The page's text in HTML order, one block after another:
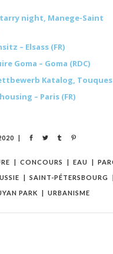
night, Manege-Saint
– Elsass (FR)
Goma – Goma (RDC)
Katalog, Touques
– Paris (FR)
CONCOURS EAU
SAINT-PÉTERSBOURG
PARK
URBANISME